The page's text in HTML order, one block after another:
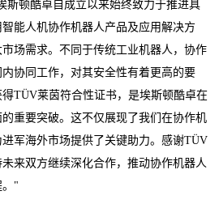
斯顿酷卓自成立以来始终致力于推进具
能人机协作机器人产品及应用解决方
场需求。不同于传统工业机器人，协作
协同工作，对其安全性有着更高的要
TÜV莱茵符合性证书，是埃斯顿酷卓在
重要突破。这不仅展现了我们在协作机
军海外市场提供了关键助力。感谢TÜV
来双方继续深化合作，推动协作机器人
。"